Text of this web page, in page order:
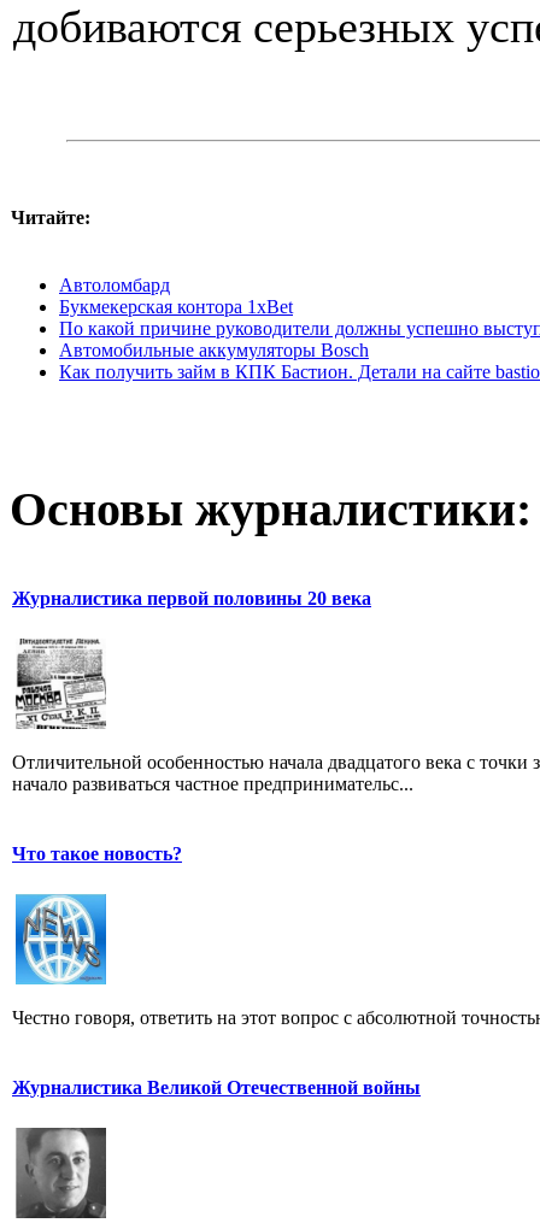
добиваются серьезных
Читайте:
Автоломбард
Букмекерская контора 1xBet
По какой причине руководители должны успешно
Автомобильные аккумуляторы Bosch
Как получить займ в КПК Бастион. Детали на сайте
Основы журналистики:
Журналистика первой половины 20 века
Отличительной особенностью начала двадцатого века с
начало развиваться частное предпринимательс...
Что такое новость?
Честно говоря, ответить на этот вопрос с абсолютной
Журналистика Великой Отечественной войны